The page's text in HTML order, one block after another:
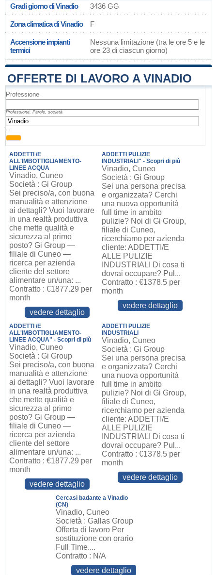
Gradi giorno di Vinadio 3436 GG
Zona climatica di Vinadio F
Accensione impianti
termici
Nessuna limitazione (tra le ore 5 e le
ore 23 di ciascun giorno)
OFFERTE DI LAVORO A VINADIO
Professione
Professione, Parole, società
, ,
ADDETTI /E
ALL'IMBOTTIGLIAMENTO-
LINEE ACQUA
Vinadio, Cuneo
Società : Gi Group
Sei preciso/a, con buona
manualità e attenzione
ai dettagli? Vuoi lavorare
in una realtà produttiva
che mette qualità e
sicurezza al primo
posto? Gi Group —
filiale di Cuneo —
ricerca per azienda
cliente del settore
alimentare un/una: ...
Contratto : €1877.29 per
month
vedere dettaglio
ADDETTI PULIZIE
INDUSTRIALI" - Scopri di più
Vinadio, Cuneo
Società : Gi Group
Sei una persona precisa
e organizzata? Cerchi
una nuova opportunità
full time in ambito
pulizie? Noi di Gi Group,
filiale di Cuneo,
ricerchiamo per azienda
cliente: ADDETTI/E
ALLE PULIZIE
INDUSTRIALI Di cosa ti
dovrai occupare? Pul...
Contratto : €1378.5 per
month
vedere dettaglio
ADDETTI /E
ALL'IMBOTTIGLIAMENTO-
LINEE ACQUA" - Scopri di più
Vinadio, Cuneo
Società : Gi Group
Sei preciso/a, con buona
manualità e attenzione
ai dettagli? Vuoi lavorare
in una realtà produttiva
che mette qualità e
sicurezza al primo
posto? Gi Group —
filiale di Cuneo —
ricerca per azienda
cliente del settore
alimentare un/una: ...
Contratto : €1877.29 per
month
vedere dettaglio
ADDETTI PULIZIE
INDUSTRIALI
Vinadio, Cuneo
Società : Gi Group
Sei una persona precisa
e organizzata? Cerchi
una nuova opportunità
full time in ambito
pulizie? Noi di Gi Group,
filiale di Cuneo,
ricerchiamo per azienda
cliente: ADDETTI/E
ALLE PULIZIE
INDUSTRIALI Di cosa ti
dovrai occupare? Pul...
Contratto : €1378.5 per
month
vedere dettaglio
Cercasi badante a Vinadio
(CN)
Vinadio, Cuneo
Società : Gallas Group
Offerta di lavoro Per
sostituzione con orario
Full Time....
Contratto : N/A
vedere dettaglio